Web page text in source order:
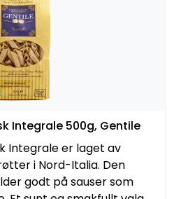
Integrale 500g, Gentile
Integrale er laget av
i Nord-Italia. Den
godt på sauser som